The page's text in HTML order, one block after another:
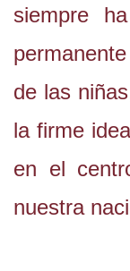
siempre
de las
la firme
en el
nuestra